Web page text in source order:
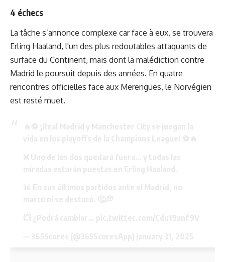
4 échecs
La tâche s’annonce complexe car face à eux, se trouvera
Erling Haaland, l'un des plus redoutables attaquants de
surface du Continent, mais dont la malédiction contre
Madrid le poursuit depuis des années. En quatre
rencontres officielles face aux Merengues, le Norvégien
est resté muet.